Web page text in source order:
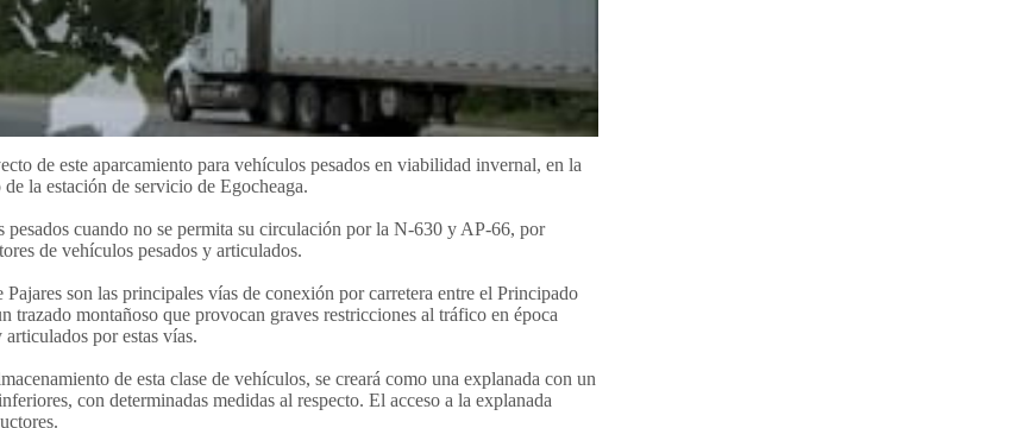
de este aparcamiento para vehículos pesados en viabilidad invernal, en la
la estación de servicio de Egocheaga.
cuando no se permita su circulación por la N-630 y AP-66, por
de vehículos pesados y articulados.
son las principales vías de conexión por carretera entre el Principado
montañoso que provocan graves restricciones al tráfico en época
por estas vías.
de esta clase de vehículos, se creará como una explanada con un
con determinadas medidas al respecto. El acceso a la explanada